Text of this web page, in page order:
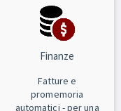
Finanze
Fatture e
promemoria
automatici - per una